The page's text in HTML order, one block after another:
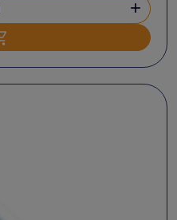

au panier